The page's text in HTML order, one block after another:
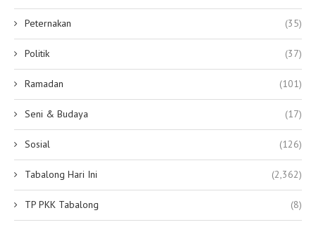
Peternakan (35)
Politik (37)
Ramadan (101)
Seni & Budaya (17)
Sosial (126)
Tabalong Hari Ini (2,362)
TP PKK Tabalong (8)